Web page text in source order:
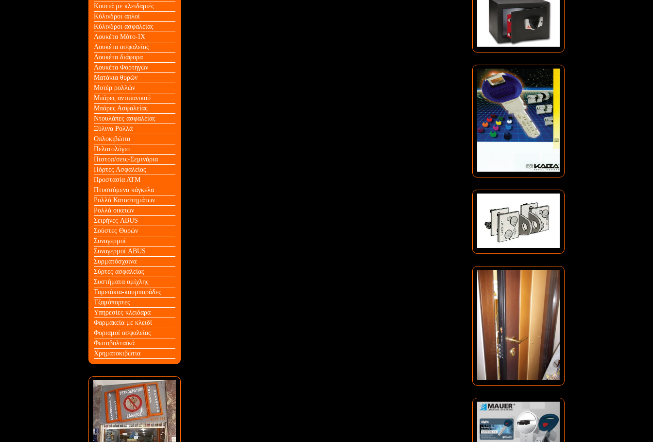
Κουτιά με κλειδαριές
Κύλινδροι απλοί
Κύλινδροι ασφαλείας
Λουκέτα Mότο-ΙΧ
Λουκέτα ασφαλείας
Λουκέτα διάφορα
Λουκέτα Φορτηγών
Ματάκια θυρών
Μοτέρ ρολλών
Μπάρες αντιπανικού
Μπάρες Ασφαλείας
Ντουλάπες ασφαλείας
Ξύλινα Ρολλά
Οπλοκιβώτια
Πελατολόγιο
Πιστοπ/σεις-Σεμινάρια
Πόρτες Ασφαλείας
Προστασία ΑΤΜ
Πτυσσόμενα κάγκελα
Ρολλά Καταστημάτων
Ρολλά οικειών
Σειρήνες ABUS
Σούστες Θυρών
Συναγερμοί
Συναγερμοί ABUS
Συρματόσχοινα
Σύρτες ασφαλείας
Συστήματα ομίχλης
Ταμειάκια-κουμπαράδες
Τζαμόπορτες
Υπηρεσίες κλειδαρά
Φαρμακεία με κλειδί
Φοριαμοί ασφαλείας
Φωτοβολταϊκά
Χρηματοκιβώτια